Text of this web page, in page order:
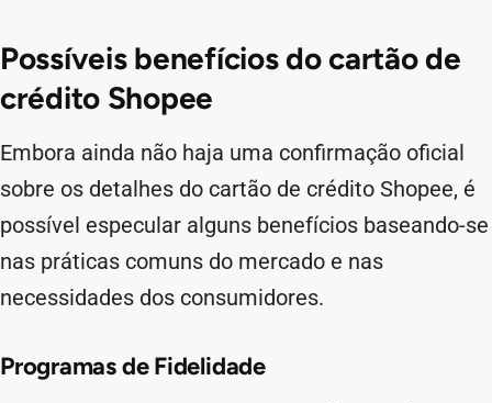
Possíveis benefícios do cartão de
crédito Shopee
Embora ainda não haja uma confirmação oficial
sobre os detalhes do cartão de crédito Shopee, é
possível especular alguns benefícios baseando-se
nas práticas comuns do mercado e nas
necessidades dos consumidores.
Programas de Fidelidade